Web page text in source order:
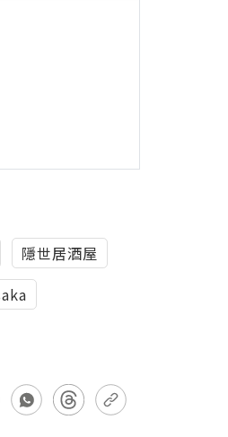
隱世居酒屋